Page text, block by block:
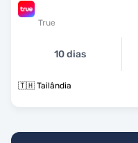
True
10 dias
🇹🇭 Tailândia